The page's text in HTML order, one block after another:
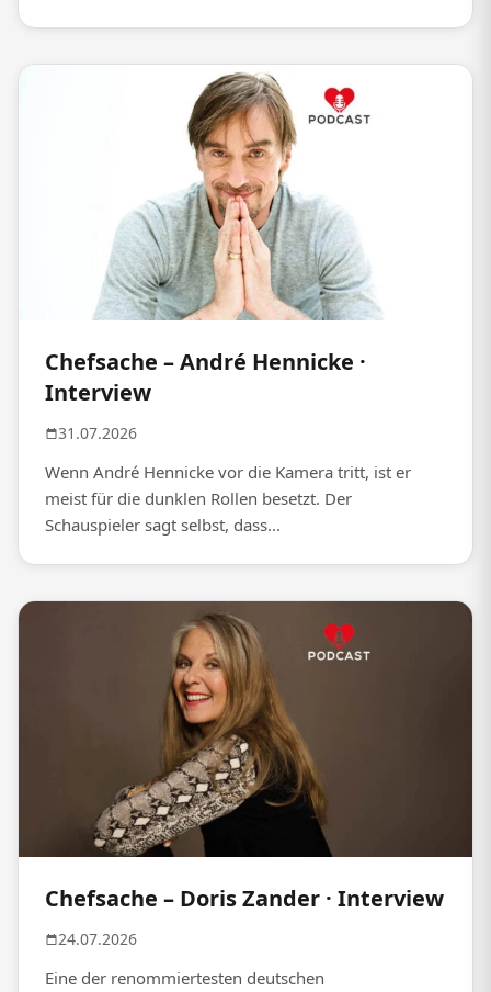
Chefsache – André Hennicke ·
Interview
31.07.2026
Wenn André Hennicke vor die Kamera tritt, ist er
meist für die dunklen Rollen besetzt. Der
Schauspieler sagt selbst, dass...
Chefsache – Doris Zander · Interview
24.07.2026
Eine der renommiertesten deutschen